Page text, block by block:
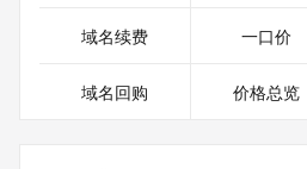
域名续费 一口价
域名回购 价格总览